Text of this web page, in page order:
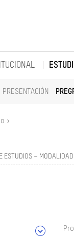
PRESENTACIÓN
ESTUDIOS –